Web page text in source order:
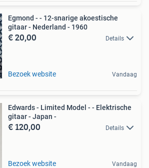
Egmond - - 12-snarige akoestische
gitaar - Nederland - 1960
€ 20,00 Details
Bezoek website Vandaag
Edwards - Limited Model - - Elektrische
gitaar - Japan -
€ 120,00 Details
Bezoek website Vandaag